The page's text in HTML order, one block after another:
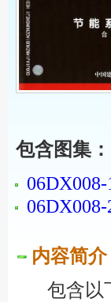
包含图集：
内容简介
包含以